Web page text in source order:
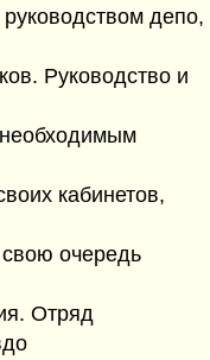
депо,
Руководство и
кабинетов,
очередь
Отряд